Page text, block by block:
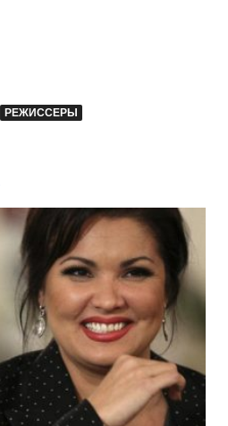
РЕЖИССЕРЫ